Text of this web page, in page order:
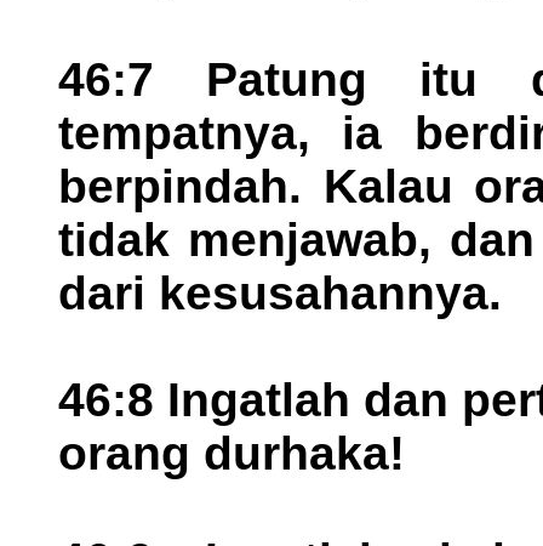
46:7 Patung itu
tempatnya, ia
berpindah. Kalau
tidak menjawab,
dari kesusahannya.
46:8 Ingatlah dan
orang durhaka!